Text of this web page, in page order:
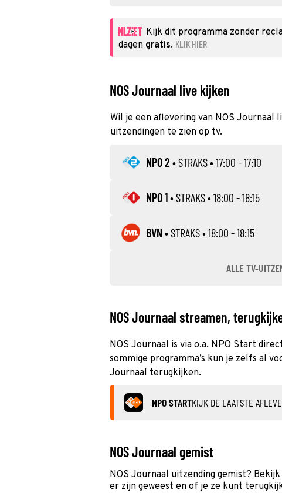
Kijk dit programma zonder
dagen gratis. KLIK HIER
NOS Journaal live kijken
Wil je een aflevering van NOS Journaal
uitzendingen te zien op tv.
NPO 2 •STRAKS• 17:00 - 17:10
NPO 1•STRAKS• 18:00 - 18:15
BVN •STRAKS• 18:00 - 18:15
ALLE TV-
NOS Journaal streamen,
NOS Journaal is via o.a. NPO Start
sommige programma’s kun je zelfs al
Journaal terugkijken.
NPO STARTKIJK DE LAATSTE
NOS Journaal gemist
NOS Journaal uitzending gemist?
er zijn geweest en of je ze kunt